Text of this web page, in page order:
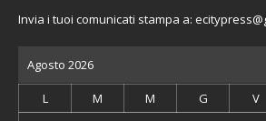
Invia i tuoi comunicati stampa a:
Agosto 2026
L M M G V